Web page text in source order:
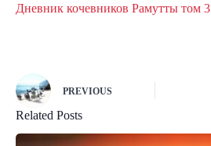
Дневник кочевников Рамутты том 3
PREVIOUS
Related Posts